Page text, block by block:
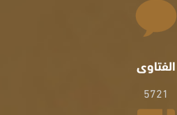
الفتاوى
5721